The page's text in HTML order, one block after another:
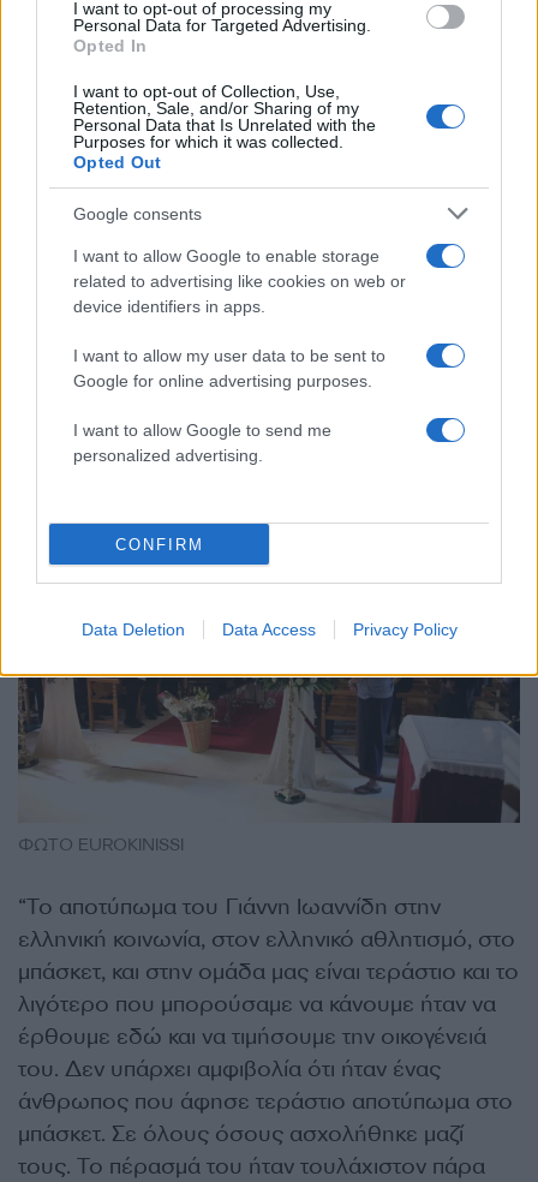
I want to opt-out of processing my
Personal Data for Targeted Advertising.
Opted In
I want to opt-out of Collection, Use,
Retention, Sale, and/or Sharing of my
Personal Data that Is Unrelated with the
Purposes for which it was collected.
Opted Out
Google consents
I want to allow Google to enable storage
related to advertising like cookies on web or
device identifiers in apps.
I want to allow my user data to be sent to
Google for online advertising purposes.
I want to allow Google to send me
personalized advertising.
CONFIRM
Data Deletion Data Access Privacy Policy
ΦΩΤΟ EUROKINISSI
ΦΩΤΟ EUROKINISSI
“Το αποτύπωμα του Γιάννη Ιωαννίδη στην
ελληνική κοινωνία, στον ελληνικό αθλητισμό, στο
μπάσκετ, και στην ομάδα μας είναι τεράστιο και το
λιγότερο που μπορούσαμε να κάνουμε ήταν να
έρθουμε εδώ και να τιμήσουμε την οικογένειά
του. Δεν υπάρχει αμφιβολία ότι ήταν ένας
άνθρωπος που άφησε τεράστιο αποτύπωμα στο
μπάσκετ. Σε όλους όσους ασχολήθηκε μαζί
τους. Το πέρασμά του ήταν τουλάχιστον πάρα